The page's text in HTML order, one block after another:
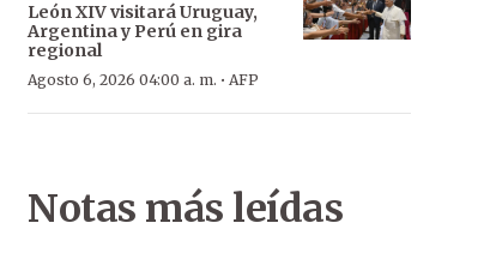
León XIV visitará Uruguay,
Argentina y Perú en gira
regional
Agosto 6, 2026 04:00 a. m. · AFP
Notas más leídas